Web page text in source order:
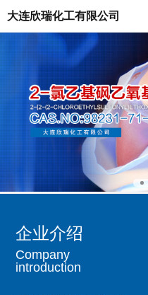
大连欣瑞化工有限公司
企业介绍
Company
introduction